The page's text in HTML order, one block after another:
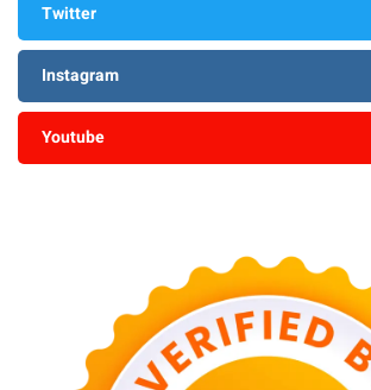
Twitter
Instagram
Youtube